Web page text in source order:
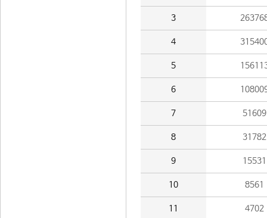
3
4
5
6
7 51609
8 31782
9 15531
10 8561
11 4702